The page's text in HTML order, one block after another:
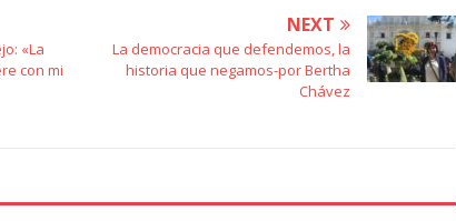
«La
con mi
NEXT
La democracia que defendemos, la
historia que negamos-por Bertha
Chávez